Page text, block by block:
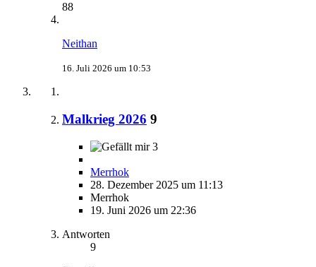
88
Neithan
16. Juli 2026 um 10:53
Malkrieg 2026 9
3
Merrhok
28. Dezember 2025 um 11:13
Merrhok
19. Juni 2026 um 22:36
Antworten
9